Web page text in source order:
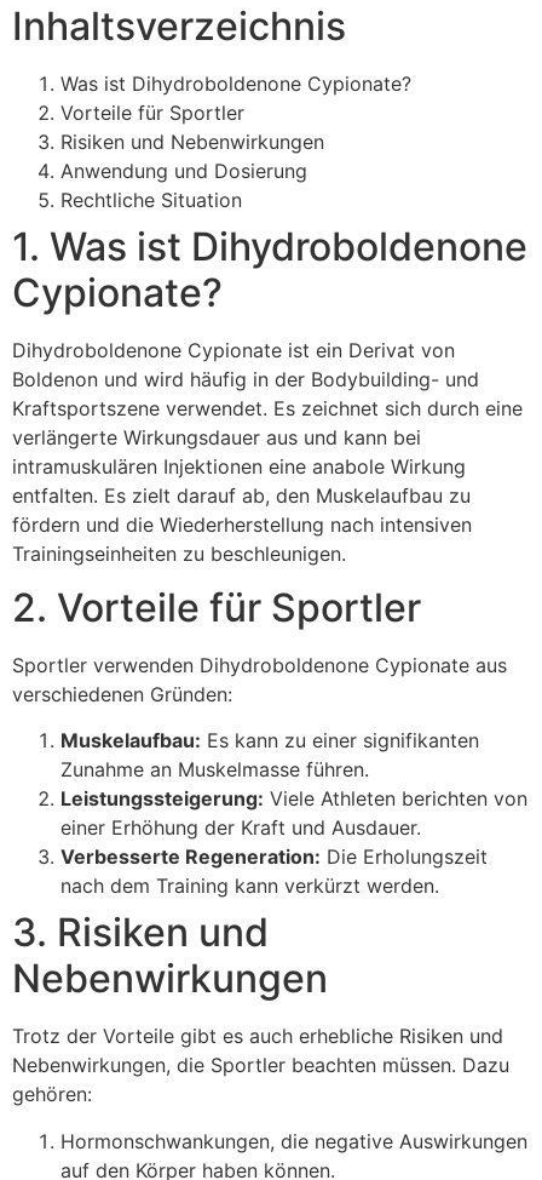
Inhaltsverzeichnis
Was ist Dihydroboldenone Cypionate?
Vorteile für Sportler
Risiken und Nebenwirkungen
Anwendung und Dosierung
Rechtliche Situation
1. Was ist Dihydroboldenone
Cypionate?
Dihydroboldenone Cypionate ist ein Derivat von
Boldenon und wird häufig in der Bodybuilding- und
Kraftsportszene verwendet. Es zeichnet sich durch eine
verlängerte Wirkungsdauer aus und kann bei
intramuskulären Injektionen eine anabole Wirkung
entfalten. Es zielt darauf ab, den Muskelaufbau zu
fördern und die Wiederherstellung nach intensiven
Trainingseinheiten zu beschleunigen.
2. Vorteile für Sportler
Sportler verwenden Dihydroboldenone Cypionate aus
verschiedenen Gründen:
Muskelaufbau: Es kann zu einer signifikanten
Zunahme an Muskelmasse führen.
Leistungssteigerung: Viele Athleten berichten von
einer Erhöhung der Kraft und Ausdauer.
Verbesserte Regeneration: Die Erholungszeit
nach dem Training kann verkürzt werden.
3. Risiken und
Nebenwirkungen
Trotz der Vorteile gibt es auch erhebliche Risiken und
Nebenwirkungen, die Sportler beachten müssen. Dazu
gehören:
Hormonschwankungen, die negative Auswirkungen
auf den Körper haben können.